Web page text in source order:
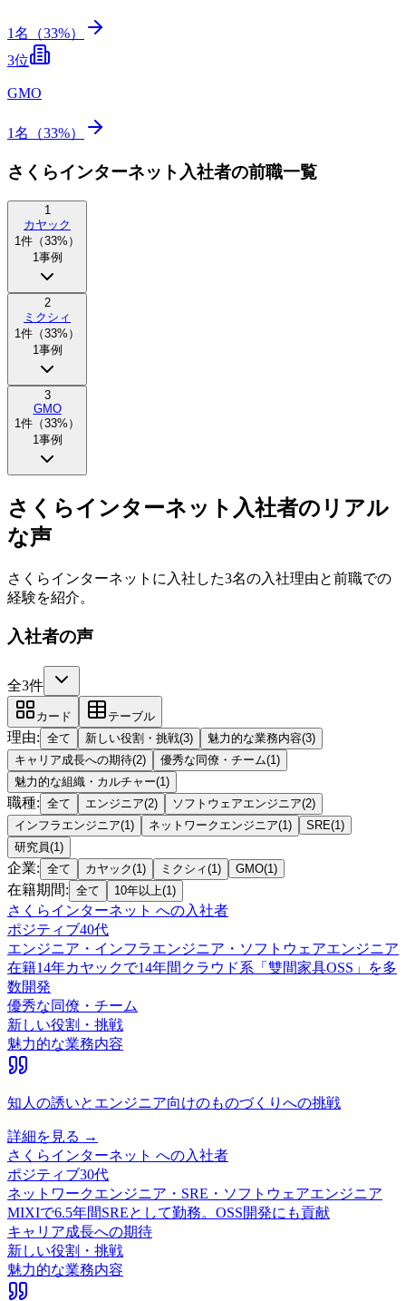
1名（33%）
3位
GMO
1名（33%）
さくらインターネット入社者の前職一覧
1
カヤック
1件（33%）
1事例
2
ミクシィ
1件（33%）
1事例
3
GMO
1件（33%）
1事例
さくらインターネット入社者のリアル
な声
さくらインターネットに入社した3名の入社理由と前職での
経験を紹介。
入社者の声
全3件
カード テーブル
理由: 全て 新しい役割・挑戦(3) 魅力的な業務内容(3)
キャリア成長への期待(2) 優秀な同僚・チーム(1)
魅力的な組織・カルチャー(1)
職種: 全て エンジニア(2) ソフトウェアエンジニア(2)
インフラエンジニア(1) ネットワークエンジニア(1) SRE(1)
研究員(1)
企業: 全て カヤック(1) ミクシィ(1) GMO(1)
在籍期間: 全て 10年以上(1)
さくらインターネット への入社者
ポジティブ40代
エンジニア・インフラエンジニア・ソフトウェアエンジニア
在籍14年カヤックで14年間クラウド系「雙間家具OSS」を多
数開発
優秀な同僚・チーム
新しい役割・挑戦
魅力的な業務内容
知人の誘いとエンジニア向けのものづくりへの挑戦
詳細を見る →
さくらインターネット への入社者
ポジティブ30代
ネットワークエンジニア・SRE・ソフトウェアエンジニア
MIXIで6.5年間SREとして勤務。OSS開発にも貢献
キャリア成長への期待
新しい役割・挑戦
魅力的な業務内容